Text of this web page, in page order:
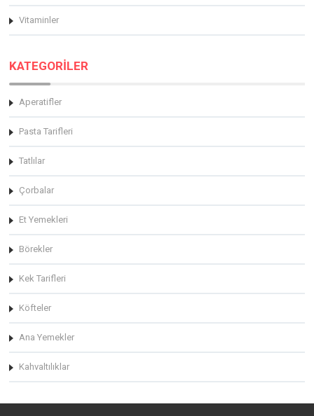
Vitaminler
KATEGORİLER
Aperatifler
Pasta Tarifleri
Tatlılar
Çorbalar
Et Yemekleri
Börekler
Kek Tarifleri
Köfteler
Ana Yemekler
Kahvaltılıklar